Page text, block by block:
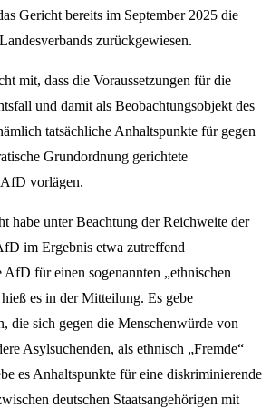
Gericht bereits im September 2025 die
zurückgewiesen.
mit, dass die Voraussetzungen für die
und damit als Beobachtungsobjekt des
tatsächliche Anhaltspunkte für gegen
Grundordnung gerichtete
vorlägen.
habe unter Beachtung der Reichweite der
im Ergebnis etwa zutreffend
AfD für einen sogenannten „ethnischen
es in der Mitteilung. Es gebe
die sich gegen die Menschenwürde von
Asylsuchenden, als ethnisch „Fremde“
es Anhaltspunkte für eine diskriminierende
deutschen Staatsangehörigen mit